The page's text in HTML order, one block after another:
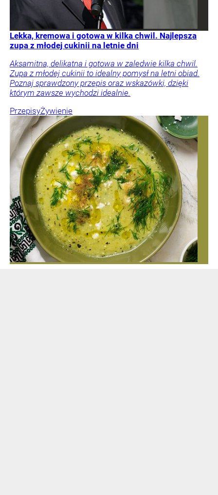
Lekka, kremowa i gotowa w kilka chwil. Najlepsza
zupa z młodej cukinii na letnie dni
Aksamitna, delikatna i gotowa w zaledwie kilka chwil.
Zupa z młodej cukinii to idealny pomysł na letni obiad.
Poznaj sprawdzony przepis oraz wskazówki, dzięki
którym zawsze wychodzi idealnie.
PrzepisyŻywienie